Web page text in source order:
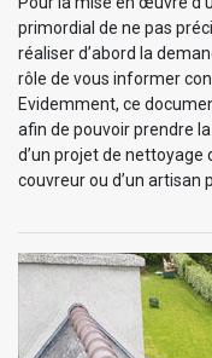
primordial de ne pas
réaliser d’abord la
rôle de vous informer
Evidemment, ce
afin de pouvoir prendre
d’un projet de nettoyage
couvreur ou d’un artisan